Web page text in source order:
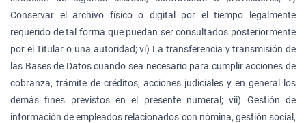
Conservar el archivo físico o digital por el tiempo legalmente
requerido de tal forma que puedan ser consultados posteriormente
por el Titular o una autoridad; vi) La transferencia y transmisión de
las Bases de Datos cuando sea necesario para cumplir acciones de
cobranza, trámite de créditos, acciones judiciales y en general los
demás fines previstos en el presente numeral; vii) Gestión de
información de empleados relacionados con nómina, gestión social,